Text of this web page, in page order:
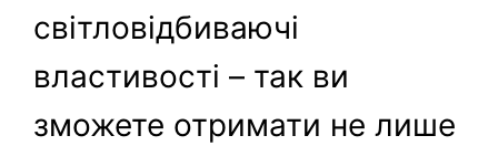
світловідбиваючі
властивості – так ви
зможете отримати не лише